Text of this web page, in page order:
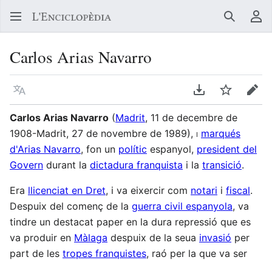
Buscar
Carlos Arias Navarro
Llegir en un atre idioma Descarregar en
Vigilar
Carlos Arias Navarro (Madrit, 11 de decembre de
1908-Madrit, 27 de novembre de 1989), i marqués
d'Arias Navarro, fon un polític espanyol, president del
Govern durant la dictadura franquista i la transició.
Era llicenciat en Dret, i va eixercir com notari i fiscal.
Despuix del començ de la guerra civil espanyola, va
tindre un destacat paper en la dura repressió que es
va produir en Màlaga despuix de la seua invasió per
part de les tropes franquistes, raó per la que va ser